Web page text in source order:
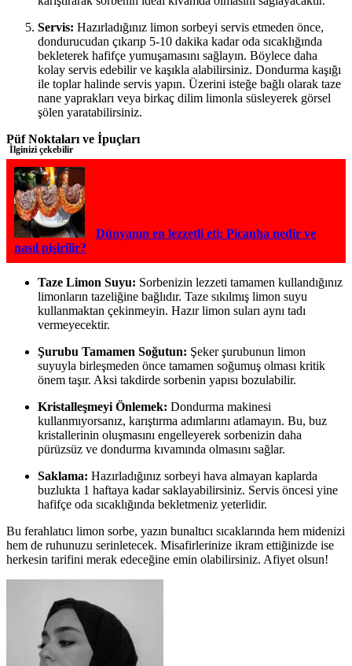
Servis: Hazırladığınız limon sorbeyi servis etmeden önce,
dondurucudan çıkarıp 5-10 dakika kadar oda sıcaklığında
bekleterek hafifçe yumuşamasını sağlayın. Böylece daha
kolay servis edebilir ve kaşıkla alabilirsiniz. Dondurma kaşığı
ile toplar halinde servis yapın. Üzerini isteğe bağlı olarak taze
nane yaprakları veya birkaç dilim limonla süsleyerek görsel
şölen yaratabilirsiniz.
Püf Noktaları ve İpuçları
İlginizi çekebilir
Dünyanın en lezzetli eti: Picanha nedir ve
nasıl pişirilir?
Taze Limon Suyu: Sorbenizin lezzeti tamamen kullandığınız
limonların tazeliğine bağlıdır. Taze sıkılmış limon suyu
kullanmaktan çekinmeyin. Hazır limon suları aynı tadı
vermeyecektir.
Şurubu Tamamen Soğutun: Şeker şurubunun limon
suyuyla birleşmeden önce tamamen soğumuş olması kritik
önem taşır. Aksi takdirde sorbenin yapısı bozulabilir.
Kristalleşmeyi Önlemek: Dondurma makinesi
kullanmıyorsanız, karıştırma adımlarını atlamayın. Bu, buz
kristallerinin oluşmasını engelleyerek sorbenizin daha
pürüzsüz ve dondurma kıvamında olmasını sağlar.
Saklama: Hazırladığınız sorbeyi hava almayan kaplarda
buzlukta 1 haftaya kadar saklayabilirsiniz. Servis öncesi yine
hafifçe oda sıcaklığında bekletmeniz yeterlidir.
Bu ferahlatıcı limon sorbe, yazın bunaltıcı sıcaklarında hem midenizi
hem de ruhunuzu serinletecek. Misafirlerinize ikram ettiğinizde ise
herkesin tarifini merak edeceğine emin olabilirsiniz. Afiyet olsun!